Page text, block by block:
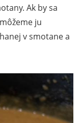
Ak by sa
ju
v smotane a